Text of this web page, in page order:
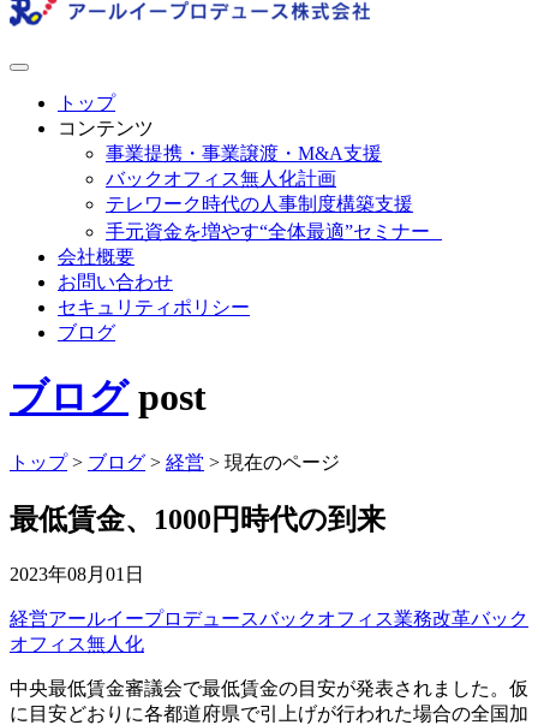
トップ
コンテンツ
事業提携・事業譲渡・M&A支援
バックオフィス無人化計画
テレワーク時代の人事制度構築支援
手元資金を増やす“全体最適”セミナー
会社概要
お問い合わせ
セキュリティポリシー
ブログ
ブログ post
トップ> ブログ > 経営 > 現在のページ
最低賃金、1000円時代の到来
2023年08月01日
経営アールイープロデュースバックオフィス業務改革バック
オフィス無人化
中央最低賃金審議会で最低賃金の目安が発表されました。仮
に目安どおりに各都道府県で引上げが行われた場合の全国加